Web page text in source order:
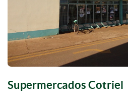
Supermercados Cotriel